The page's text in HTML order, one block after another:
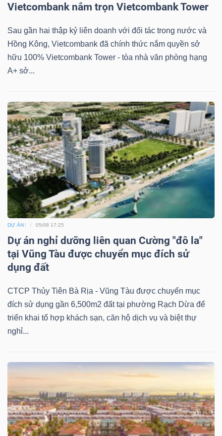
Vietcombank nắm trọn Vietcombank Tower
Sau gần hai thập kỷ liên doanh với đối tác trong nước và
Hồng Kông, Vietcombank đã chính thức nắm quyền sở
hữu 100% Vietcombank Tower - tòa nhà văn phòng hạng
A+ sở...
DỰ ÁN 05/08 17:25
Dự án nghỉ dưỡng liên quan Cường "đô la"
tại Vũng Tàu được chuyển mục đích sử
dụng đất
CTCP Thủy Tiên Bà Rịa - Vũng Tàu được chuyển mục
đích sử dụng gần 6,500m2 đất tại phường Rạch Dừa để
triển khai tổ hợp khách sạn, căn hộ dịch vụ và biệt thự
nghỉ...